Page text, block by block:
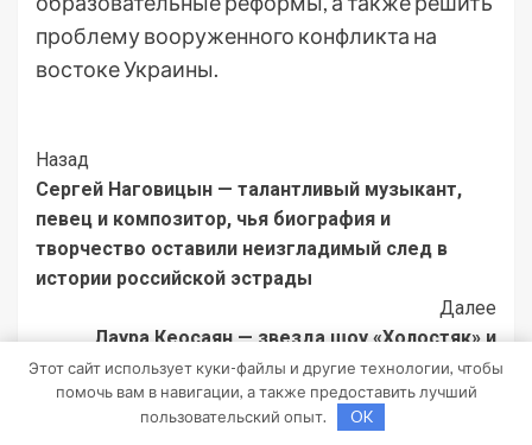
проблему вооруженного конфликта на
востоке Украины.
Post
Navigation
Назад
Сергей Наговицын — талантливый музыкант,
певец и композитор, чья биография и
творчество оставили неизгладимый след в
истории российской эстрады
Далее
Лаура Кеосаян — звезда шоу «Холостяк» и
успешная профессиональная визажистка,
погрузитесь в интригующую и захватывающую
историю ее биографии и узнайте все о ее
Этот сайт использует куки-файлы и другие технологии, чтобы
помочь вам в навигации, а также предоставить лучший
пользовательский опыт.
OK